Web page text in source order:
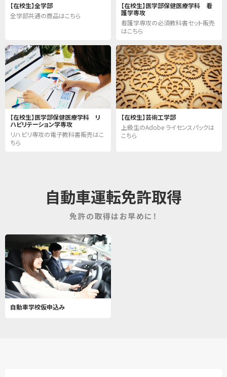
【在校生】全学部
全学部共通の商品はこちら
【在校生】医学部保健医療学科 看
護学専攻
看護学専攻の必須教科書セット販売
はこちら
【在校生】医学部保健医療学科 リ
ハビリテーション学専攻
リハビリ専攻の電子教科書販売はこ
ちら
【在校生】芸術工学部
上級生のAdobe ライセンスパックは
こちら
自動車運転免許取得
免許の取得はお早めに！
自動車学校仮申込み